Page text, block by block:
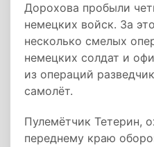
Дорохова пробыли
немецких войск. За
несколько смелых
немецких солдат и
из операций
самолёт.
Пулемётчик Тетерин,
переднему краю